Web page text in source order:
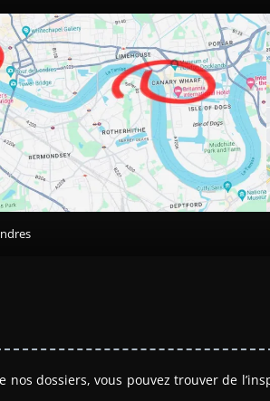
nos dossiers, vous pouvez trouver de